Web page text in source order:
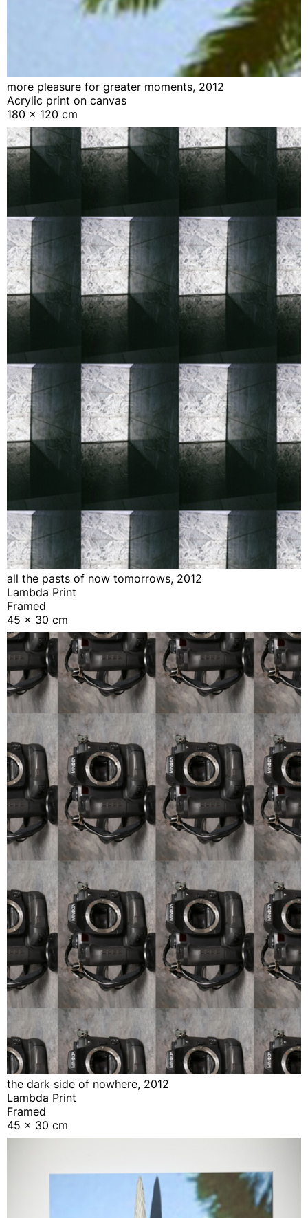
more pleasure for greater moments, 2012
Acrylic print on canvas
180 x 120 cm
all the pasts of now tomorrows, 2012
Lambda Print
Framed
45 x 30 cm
the dark side of nowhere, 2012
Lambda Print
Framed
45 x 30 cm